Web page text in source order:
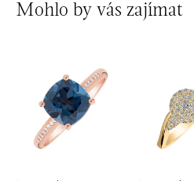
Mohlo by vás zajímat